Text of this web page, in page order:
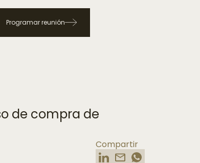
Programar reunión
de compra de
Compartir